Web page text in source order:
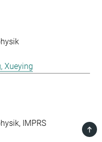
Xueying
IMPRS
TOP